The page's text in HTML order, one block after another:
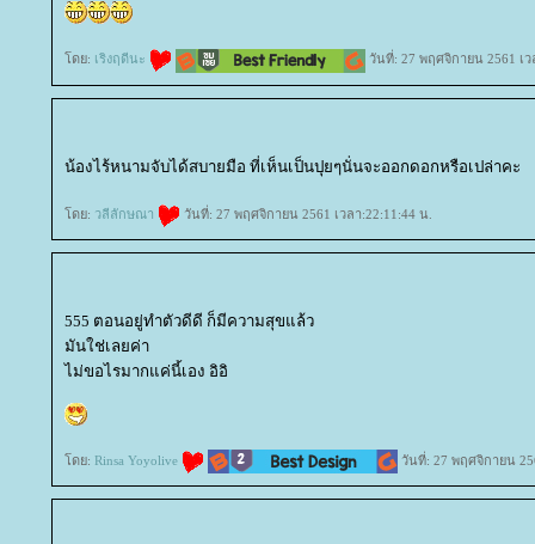
ดย: เริงฤดีนะ วันที่: 27 พฤศจิกายน 2561 เว
น้องไร้หนามจับได้สบายมือ ที่เห็นเป็นปุยๆนั่นจะออกดอกหรือเปล่าคะ
ดย: วลีลักษณา วันที่: 27 พฤศจิกายน 2561 เวลา:22:11:44 น.
555 ตอนอยู่ทำตัวดีดี ก็มีความสุขแล้ว
มันใช่เลยค่า
ไม่ขอไรมากแค่นี้เอง อิอิ
ดย: Rinsa Yoyolive วันที่: 27 พฤศจิกายน